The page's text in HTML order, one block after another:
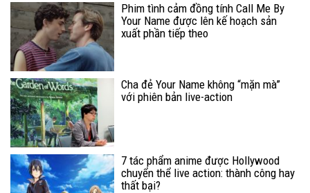
Phim tình cảm đồng tính Call Me By
Your Name được lên kế hoạch sản
xuất phần tiếp theo
Cha đẻ Your Name không “mặn mà”
với phiên bản live-action
7 tác phẩm anime được Hollywood
chuyển thể live action: thành công hay
thất bại?